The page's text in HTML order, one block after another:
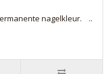
nagelkleur. ..